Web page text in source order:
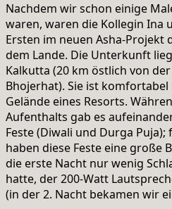
Nachdem wir schon einige
waren, waren die Kollegin Ina
Ersten im neuen Asha-Projekt
dem Lande. Die Unterkunft
Kalkutta (20 km östlich von
Bhojerhat). Sie ist
Gelände eines Resorts.
Aufenthalts gab es
Feste (Diwali und Durga
haben diese Feste eine große
die erste Nacht nur wenig
hatte, der 200-Watt
(in der 2. Nacht bekamen wir